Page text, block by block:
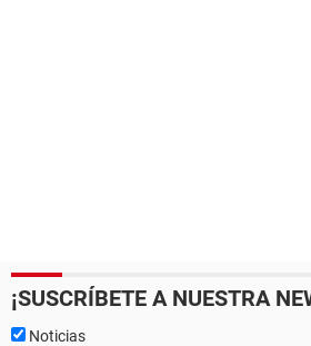
¡SUSCRÍBETE A NUESTRA
Noticias